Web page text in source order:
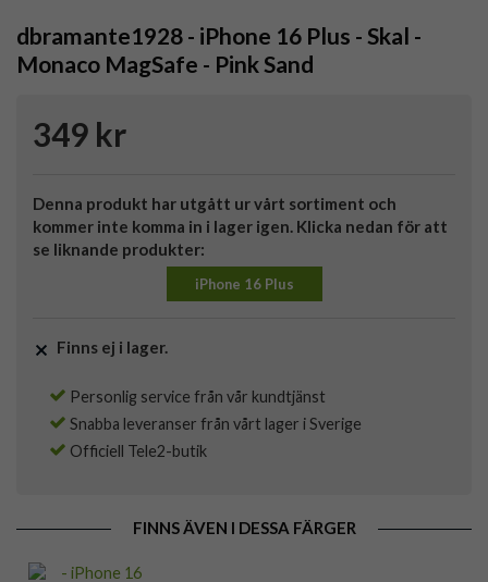
dbramante1928 - iPhone 16 Plus - Skal -
Monaco MagSafe - Pink Sand
349 kr
Denna produkt har utgått ur vårt sortiment och
kommer inte komma in i lager igen. Klicka nedan för att
se liknande produkter:
iPhone 16 Plus
Finns ej i lager.
Personlig service från vår kundtjänst
Snabba leveranser från vårt lager i Sverige
Officiell Tele2-butik
FINNS ÄVEN I DESSA FÄRGER